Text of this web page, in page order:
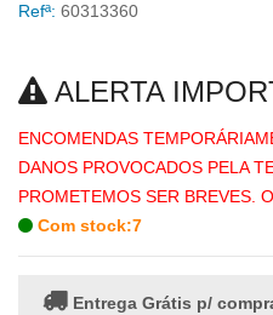
Refª: 60313360
ALERTA
ENCOMENDAS
DANOS PROVOCADOS PELA
PROMETEMOS SER BREVES.
Com stock:7
Entrega Grátis p/